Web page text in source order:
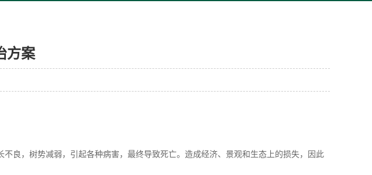
方案
良，树势减弱，引起各种病害，最终导致死亡。造成经济、景观和生态上的损失，因此